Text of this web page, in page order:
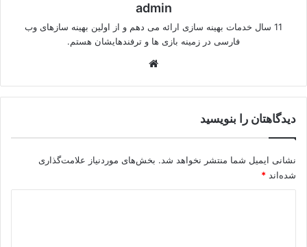
admin
11 سال خدمات بهینه سازی ارائه می دهم و از اولین بهینه سازهای وب
فارسی در زمینه بازی ها و ترفندهایشان هستم.
دیدگاهتان را بنویسید
نشانی ایمیل شما منتشر نخواهد شد. بخش‌های موردنیاز علامت‌گذاری
شده‌اند *